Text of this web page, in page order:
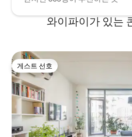
와이파이가 있는
게스트 선호
게스트 선호